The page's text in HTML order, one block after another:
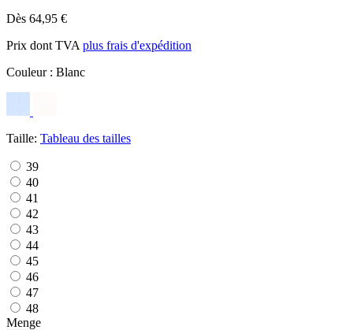
Dès 64,95 €
Prix dont TVA plus frais d'expédition
Couleur : Blanc
Taille: Tableau des tailles
39
40
41
42
43
44
45
46
47
48
Menge